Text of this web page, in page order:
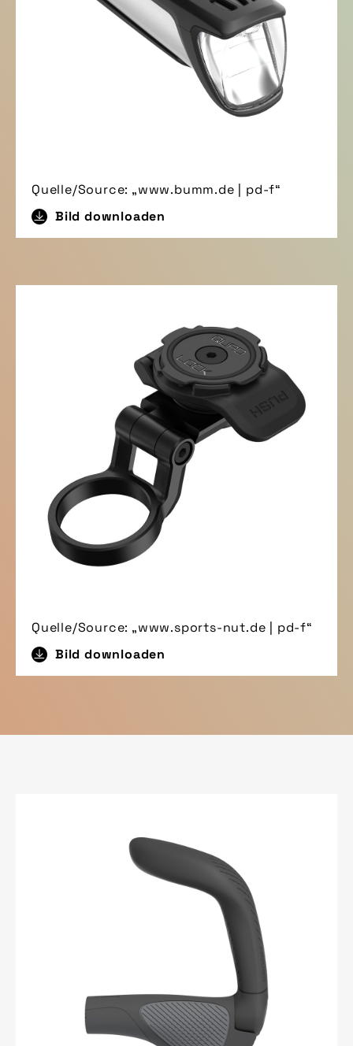
Quelle/Source: „www.bumm.de | pd-f“
Bild downloaden
Quelle/Source: „www.sports-nut.de | pd-f“
Bild downloaden